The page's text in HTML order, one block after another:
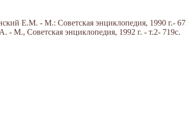
Е.М. - М.: Советская энциклопедия, 1990 г.-
М., Советская энциклопедия, 1992 г. - т.2- 719с.